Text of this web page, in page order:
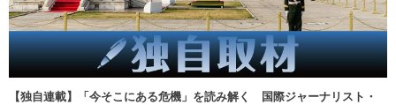
【独自連載】「今そこにある危機」を読み解く 国際ジャーナリスト・